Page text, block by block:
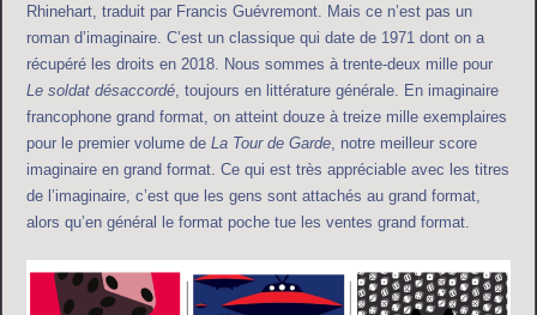
Rhinehart, traduit par Francis Guévremont. Mais ce n’est pas un
roman d’imaginaire. C’est un classique qui date de 1971 dont on a
récupéré les droits en 2018. Nous sommes à trente-deux mille pour
Le soldat désaccordé , toujours en littérature générale. En imaginaire
francophone grand format, on atteint douze à treize mille exemplaires
pour le premier volume deLa Tour de Garde , notre meilleur score
imaginaire en grand format. Ce qui est très appréciable avec les titres
de l’imaginaire, c’est que les gens sont attachés au grand format,
alors qu’en général le format poche tue les ventes grand format.